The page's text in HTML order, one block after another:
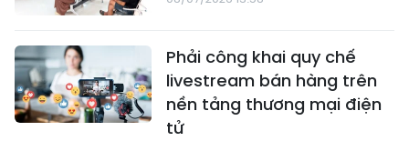
Phải công khai quy chế
livestream bán hàng trên
nền tảng thương mại điện
tử